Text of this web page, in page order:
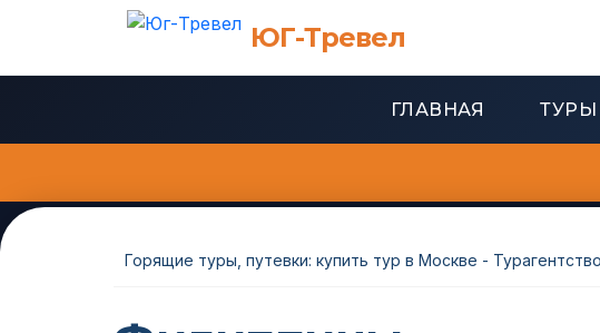
ЮГ-Тревел
ГЛАВНАЯ ТУРЫ
Горящие туры, путевки: купить тур в Москве -